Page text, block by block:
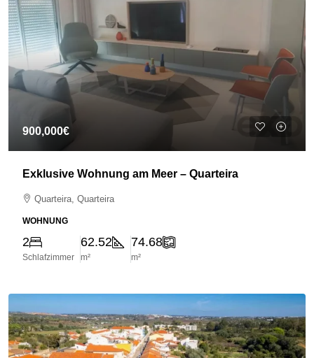
900,000€
Exklusive Wohnung am Meer – Quarteira
Quarteira, Quarteira
WOHNUNG
2
Schlafzimmer
62.52
m²
74.68
m²